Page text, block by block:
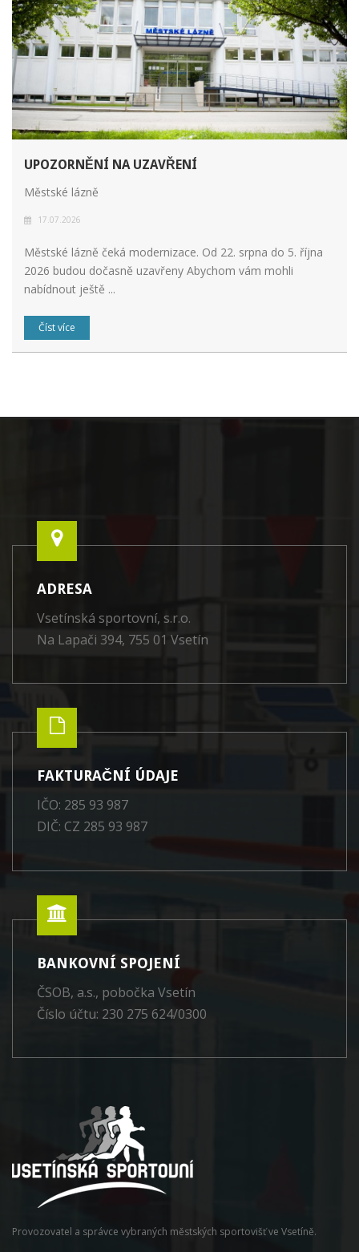
UPOZORNĚNÍ NA UZAVŘENÍ
Městské lázně
17.07.2026
Městské lázně čeká modernizace. Od 22. srpna do 5. října
2026 budou dočasně uzavřeny Abychom vám mohli
nabídnout ještě ...
Číst více
ADRESA
Vsetínská sportovní, s.r.o.
Na Lapači 394, 755 01 Vsetín
FAKTURAČNÍ ÚDAJE
IČO: 285 93 987
DIČ: CZ 285 93 987
BANKOVNÍ SPOJENÍ
ČSOB, a.s., pobočka Vsetín
Číslo účtu: 230 275 624/0300
Provozovatel a správce vybraných městských sportovišť ve Vsetíně.